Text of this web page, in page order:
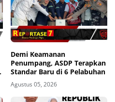
Demi Keamanan
Penumpang, ASDP Terapkan
Standar Baru di 6 Pelabuhan
Agustus 05, 2026